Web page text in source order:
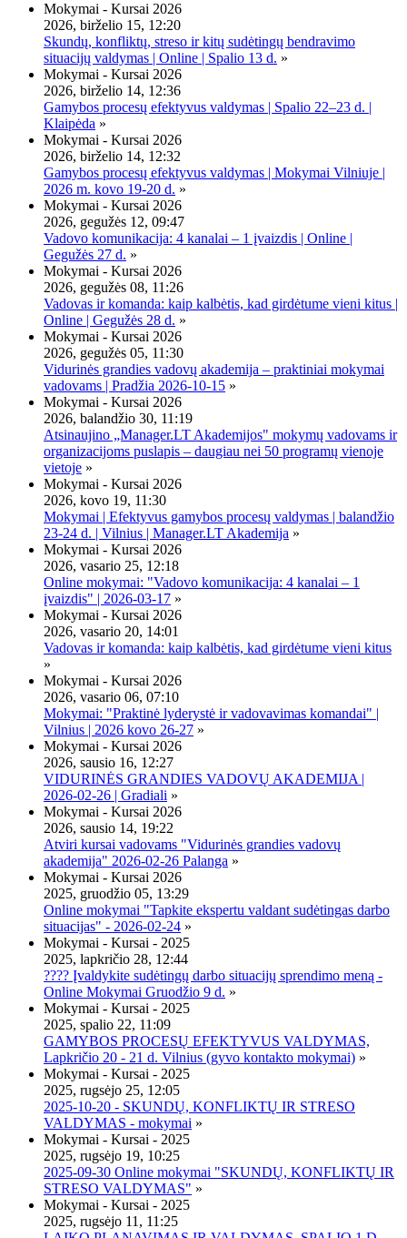
Mokymai - Kursai 2026
2026, birželio 15, 12:20
Skundų, konfliktų, streso ir kitų sudėtingų bendravimo
situacijų valdymas | Online | Spalio 13 d. »
Mokymai - Kursai 2026
2026, birželio 14, 12:36
Gamybos procesų efektyvus valdymas | Spalio 22–23 d. |
Klaipėda »
Mokymai - Kursai 2026
2026, birželio 14, 12:32
Gamybos procesų efektyvus valdymas | Mokymai Vilniuje |
2026 m. kovo 19-20 d. »
Mokymai - Kursai 2026
2026, gegužės 12, 09:47
Vadovo komunikacija: 4 kanalai – 1 įvaizdis | Online |
Gegužės 27 d. »
Mokymai - Kursai 2026
2026, gegužės 08, 11:26
Vadovas ir komanda: kaip kalbėtis, kad girdėtume vieni kitus |
Online | Gegužės 28 d. »
Mokymai - Kursai 2026
2026, gegužės 05, 11:30
Vidurinės grandies vadovų akademija – praktiniai mokymai
vadovams | Pradžia 2026-10-15 »
Mokymai - Kursai 2026
2026, balandžio 30, 11:19
Atsinaujino „Manager.LT Akademijos" mokymų vadovams ir
organizacijoms puslapis – daugiau nei 50 programų vienoje
vietoje »
Mokymai - Kursai 2026
2026, kovo 19, 11:30
Mokymai | Efektyvus gamybos procesų valdymas | balandžio
23-24 d. | Vilnius | Manager.LT Akademija »
Mokymai - Kursai 2026
2026, vasario 25, 12:18
Online mokymai: "Vadovo komunikacija: 4 kanalai – 1
įvaizdis" | 2026-03-17 »
Mokymai - Kursai 2026
2026, vasario 20, 14:01
Vadovas ir komanda: kaip kalbėtis, kad girdėtume vieni kitus
»
Mokymai - Kursai 2026
2026, vasario 06, 07:10
Mokymai: "Praktinė lyderystė ir vadovavimas komandai" |
Vilnius | 2026 kovo 26-27 »
Mokymai - Kursai 2026
2026, sausio 16, 12:27
VIDURINĖS GRANDIES VADOVŲ AKADEMIJA |
2026-02-26 | Gradiali »
Mokymai - Kursai 2026
2026, sausio 14, 19:22
Atviri kursai vadovams "Vidurinės grandies vadovų
akademija" 2026-02-26 Palanga »
Mokymai - Kursai 2026
2025, gruodžio 05, 13:29
Online mokymai "Tapkite ekspertu valdant sudėtingas darbo
situacijas" - 2026-02-24 »
Mokymai - Kursai - 2025
2025, lapkričio 28, 12:44
???? Įvaldykite sudėtingų darbo situacijų sprendimo meną -
Online Mokymai Gruodžio 9 d. »
Mokymai - Kursai - 2025
2025, spalio 22, 11:09
GAMYBOS PROCESŲ EFEKTYVUS VALDYMAS,
Lapkričio 20 - 21 d. Vilnius (gyvo kontakto mokymai) »
Mokymai - Kursai - 2025
2025, rugsėjo 25, 12:05
2025-10-20 - SKUNDŲ, KONFLIKTŲ IR STRESO
VALDYMAS - mokymai »
Mokymai - Kursai - 2025
2025, rugsėjo 19, 10:25
2025-09-30 Online mokymai "SKUNDŲ, KONFLIKTŲ IR
STRESO VALDYMAS" »
Mokymai - Kursai - 2025
2025, rugsėjo 11, 11:25